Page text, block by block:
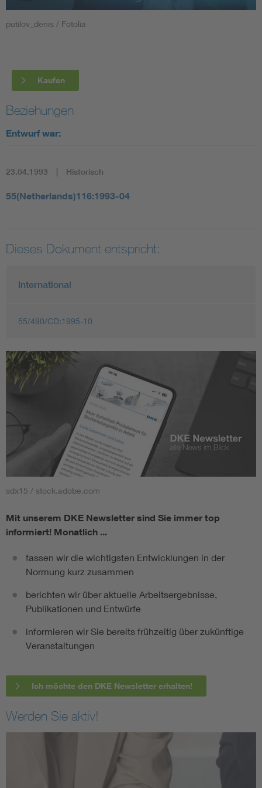
Smart Cities
Blitzschutz: DIN EN 62305 in der Übersicht
Circular Economy für mehr Ressourceneffizienz
putilov_denis / Fotolia
Kaufen
Beziehungen
Entwurf war:
23.04.1993 Historisch
55(Netherlands)116:1993-04
Dieses Dokument entspricht:
International
55/490/CD:1995-10
sdx15 / stock.adobe.com
Mit unserem DKE Newsletter sind Sie immer top
informiert! Monatlich ...
fassen wir die wichtigsten Entwicklungen in der
Normung kurz zusammen
berichten wir über aktuelle Arbeitsergebnisse,
Publikationen und Entwürfe
informieren wir Sie bereits frühzeitig über zukünftige
Veranstaltungen
Ich möchte den DKE Newsletter erhalten!
Werden Sie aktiv!